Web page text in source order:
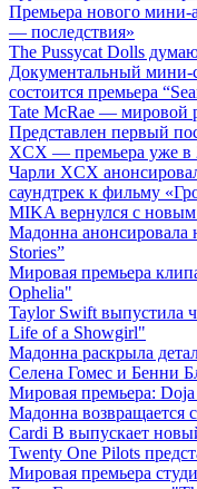
Премьера нового
— последствия»
The Pussycat Dolls
Документальный мини-
состоится премьера
Tate McRae — мировой
Представлен первый
XCX — премьера уже в
Чарли XCX
саундтрек к фильму
MIKA вернулся с
Мадонна анонсировала
Stories”
Мировая премьера
Ophelia"
Taylor Swift выпустила
Life of a Showgirl"
Мадонна раскрыла
Селена Гомес и Бенни
Мировая премьера:
Мадонна возвращается
Cardi B выпускает
Twenty One Pilots
Мировая премьера